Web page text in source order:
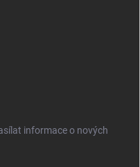
informace o nových